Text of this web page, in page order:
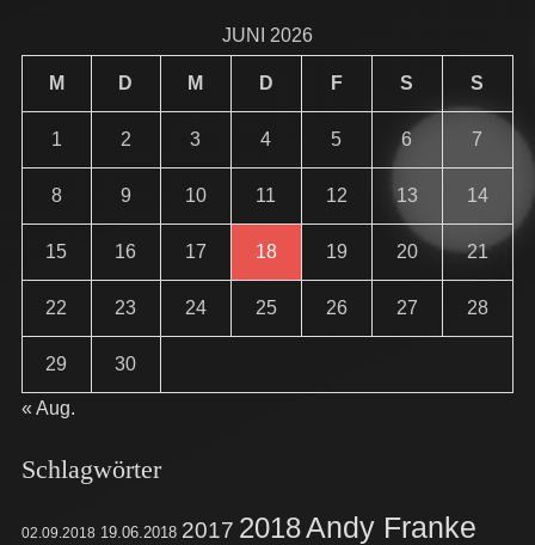
JUNI 2026
M D M D F S S
1 2 3 4 5 6 7
8 9 10 11 12 13 14
15 16 17 18 19 20 21
22 23 24 25 26 27 28
29 30
« Aug.
Schlagwörter
02.09.2018 19.06.2018 2017 2018Andy Franke